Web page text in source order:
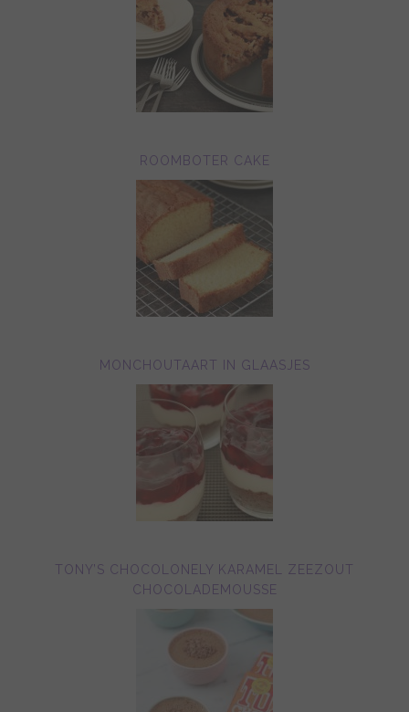
ROOMBOTER CAKE
MONCHOUTAART IN GLAASJES
TONY’S CHOCOLONELY KARAMEL ZEEZOUT
CHOCOLADEMOUSSE